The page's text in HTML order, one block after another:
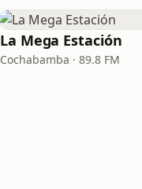
La Mega Estación
Cochabamba · 89.8 FM